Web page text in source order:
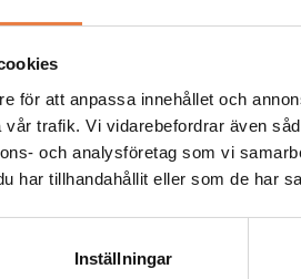
för att anpassa innehållet och
trafik. Vi vidarebefordrar även
och analysföretag som vi
har tillhandahållit eller som de har
Inställningar
laddstationer med